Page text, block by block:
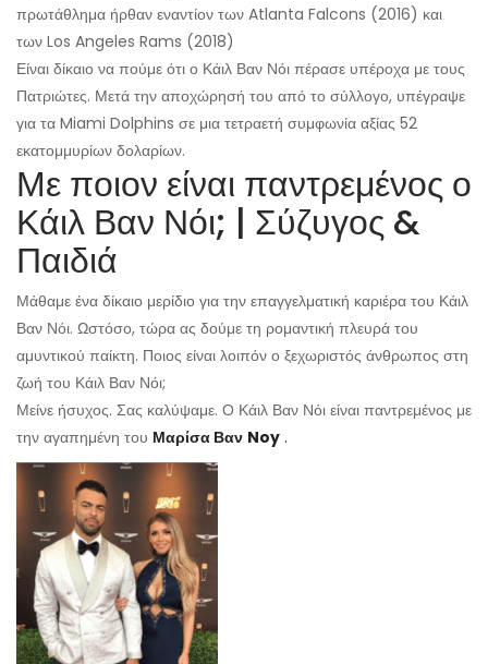
πρωτάθλημα ήρθαν εναντίον των Atlanta Falcons (2016) και
των Los Angeles Rams (2018)
Είναι δίκαιο να πούμε ότι ο Κάιλ Βαν Νόι πέρασε υπέροχα με τους
Πατριώτες. Μετά την αποχώρησή του από το σύλλογο, υπέγραψε
για τα Miami Dolphins σε μια τετραετή συμφωνία αξίας 52
εκατομμυρίων δολαρίων.
Με ποιον είναι παντρεμένος ο
Κάιλ Βαν Νόι; | Σύζυγος &
Παιδιά
Μάθαμε ένα δίκαιο μερίδιο για την επαγγελματική καριέρα του Κάιλ
Βαν Νόι. Ωστόσο, τώρα ας δούμε τη ρομαντική πλευρά του
αμυντικού παίκτη. Ποιος είναι λοιπόν ο ξεχωριστός άνθρωπος στη
ζωή του Κάιλ Βαν Νόι;
Μείνε ήσυχος. Σας καλύψαμε. Ο Κάιλ Βαν Νόι είναι παντρεμένος με
την αγαπημένη του Μαρίσα Βαν Noy .